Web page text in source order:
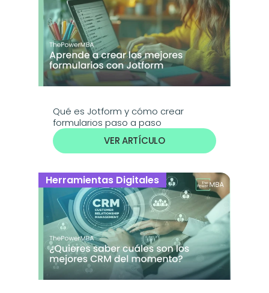
Qué es Jotform y cómo crear
formularios paso a paso
VER ARTÍCULO
Herramientas Digitales